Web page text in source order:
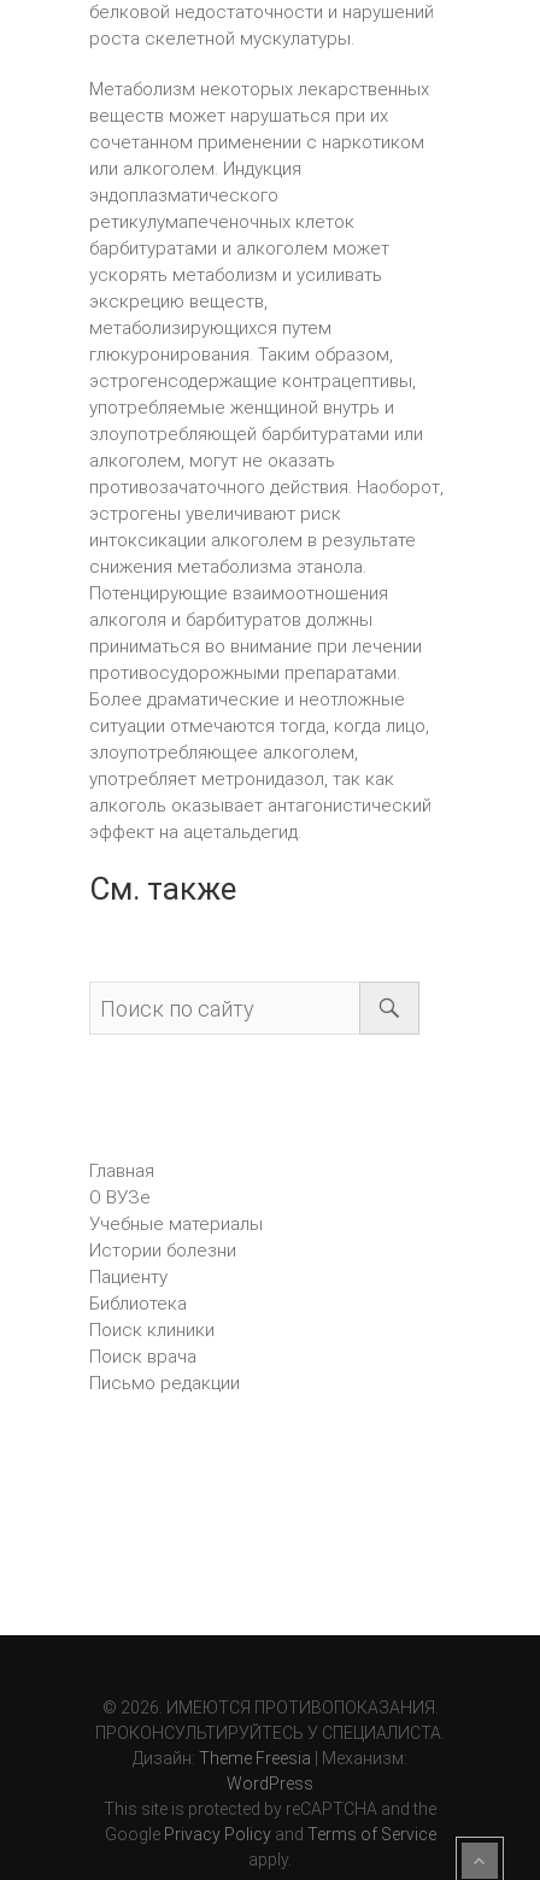
белковой недостаточности и нарушений
роста скелетной мускулатуры.
Метаболизм некоторых лекарственных
веществ может нарушаться при их
сочетанном применении с наркотиком
или алкоголем. Индукция
эндоплазматического
ретикулумапеченочных клеток
барбитуратами и алкоголем может
ускорять метаболизм и усиливать
экскрецию веществ,
метаболизирующихся путем
глюкуронирования. Таким образом,
эстрогенсодержащие контрацептивы,
употребляемые женщиной внутрь и
злоупотребляющей барбитуратами или
алкоголем, могут не оказать
противозачаточного действия. Наоборот,
эстрогены увеличивают риск
интоксикации алкоголем в результате
снижения метаболизма этанола.
Потенцирующие взаимоотношения
алкоголя и барбитуратов должны
приниматься во внимание при лечении
противосудорожными препаратами.
Более драматические и неотложные
ситуации отмечаются тогда, когда лицо,
злоупотребляющее алкоголем,
употребляет метронидазол, так как
алкоголь оказывает антагонистический
эффект на ацетальдегид.
См. также
Главная
О ВУЗе
Учебные материалы
Истории болезни
Пациенту
Библиотека
Поиск клиники
Поиск врача
Письмо редакции
© 2026. ИМЕЮТСЯ ПРОТИВОПОКАЗАНИЯ.
ПРОКОНСУЛЬТИРУЙТЕСЬ У СПЕЦИАЛИСТА.
Дизайн: Theme Freesia | Механизм:
WordPress
This site is protected by reCAPTCHA and the
Google Privacy Policyand Terms of Service
apply.